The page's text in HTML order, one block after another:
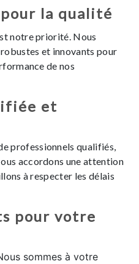
la qualité
notre priorité. Nous
et innovants pour
de nos
et
professionnels qualifiés,
accordons une attention
à respecter les délais
pour votre
sommes à votre